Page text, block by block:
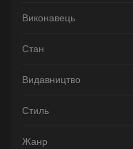
Виконавець
Стан
Видавництво
Стиль
Жанр